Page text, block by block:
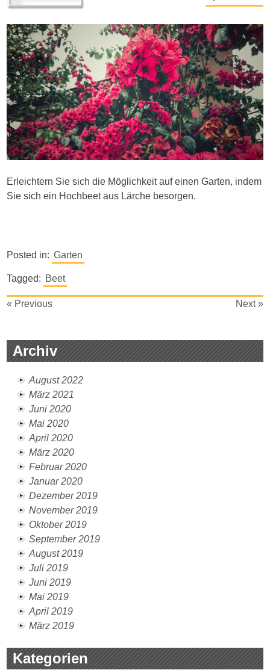
Erleichtern Sie sich die Möglichkeit auf einen Garten, indem
Sie sich ein Hochbeet aus Lärche besorgen.
Posted in: Garten
Tagged: Beet
Beitragsnavigation
« Previous Next »
Archiv
August 2022
März 2021
Juni 2020
Mai 2020
April 2020
März 2020
Februar 2020
Januar 2020
Dezember 2019
November 2019
Oktober 2019
September 2019
August 2019
Juli 2019
Juni 2019
Mai 2019
April 2019
März 2019
Kategorien